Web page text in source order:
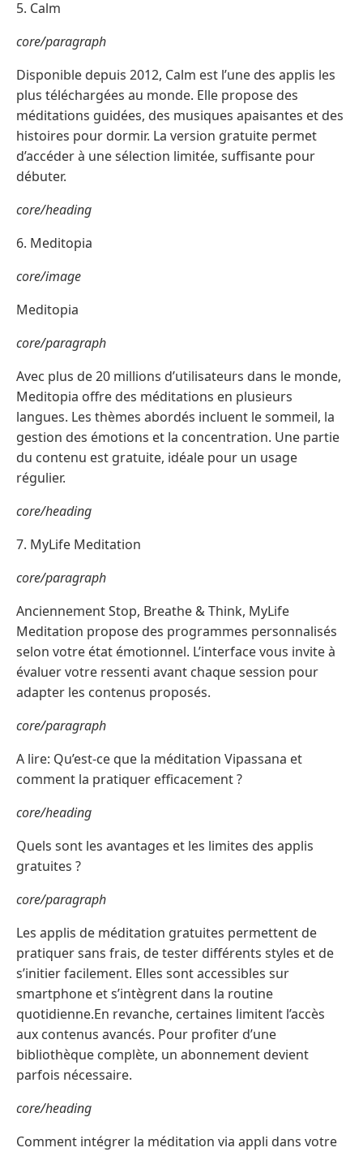
5. Calm
core/paragraph
Disponible depuis 2012, Calm est l’une des applis les
plus téléchargées au monde. Elle propose des
méditations guidées, des musiques apaisantes et des
histoires pour dormir. La version gratuite permet
d’accéder à une sélection limitée, suffisante pour
débuter.
core/heading
6. Meditopia
core/image
Meditopia
core/paragraph
Avec plus de 20 millions d’utilisateurs dans le monde,
Meditopia offre des méditations en plusieurs
langues. Les thèmes abordés incluent le sommeil, la
gestion des émotions et la concentration. Une partie
du contenu est gratuite, idéale pour un usage
régulier.
core/heading
7. MyLife Meditation
core/paragraph
Anciennement Stop, Breathe & Think, MyLife
Meditation propose des programmes personnalisés
selon votre état émotionnel. L’interface vous invite à
évaluer votre ressenti avant chaque session pour
adapter les contenus proposés.
core/paragraph
A lire: Qu’est-ce que la méditation Vipassana et
comment la pratiquer efficacement ?
core/heading
Quels sont les avantages et les limites des applis
gratuites ?
core/paragraph
Les applis de méditation gratuites permettent de
pratiquer sans frais, de tester différents styles et de
s’initier facilement. Elles sont accessibles sur
smartphone et s’intègrent dans la routine
quotidienne.En revanche, certaines limitent l’accès
aux contenus avancés. Pour profiter d’une
bibliothèque complète, un abonnement devient
parfois nécessaire.
core/heading
Comment intégrer la méditation via appli dans votre